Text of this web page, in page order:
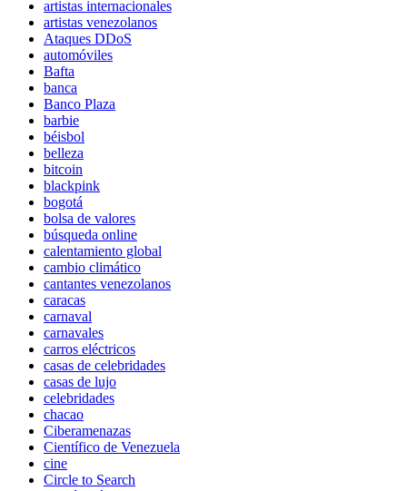
artistas internacionales
artistas venezolanos
Ataques DDoS
automóviles
Bafta
banca
Banco Plaza
barbie
béisbol
belleza
bitcoin
blackpink
bogotá
bolsa de valores
búsqueda online
calentamiento global
cambio climático
cantantes venezolanos
caracas
carnaval
carnavales
carros eléctricos
casas de celebridades
casas de lujo
celebridades
chacao
Ciberamenazas
Científico de Venezuela
cine
Circle to Search